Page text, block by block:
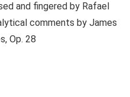
and fingered by Rafael
comments by James
Op. 28